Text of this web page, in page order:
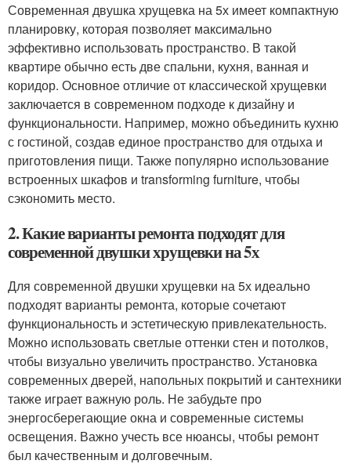
Современная двушка хрущевка на 5х имеет компактную
планировку, которая позволяет максимально
эффективно использовать пространство. В такой
квартире обычно есть две спальни, кухня, ванная и
коридор. Основное отличие от классической хрущевки
заключается в современном подходе к дизайну и
функциональности. Например, можно объединить кухню
с гостиной, создав единое пространство для отдыха и
приготовления пищи. Также популярно использование
встроенных шкафов и transforming furniture, чтобы
сэкономить место.
2. Какие варианты ремонта подходят для
современной двушки хрущевки на 5х
Для современной двушки хрущевки на 5х идеально
подходят варианты ремонта, которые сочетают
функциональность и эстетическую привлекательность.
Можно использовать светлые оттенки стен и потолков,
чтобы визуально увеличить пространство. Установка
современных дверей, напольных покрытий и сантехники
также играет важную роль. Не забудьте про
энергосберегающие окна и современные системы
освещения. Важно учесть все нюансы, чтобы ремонт
был качественным и долговечным.